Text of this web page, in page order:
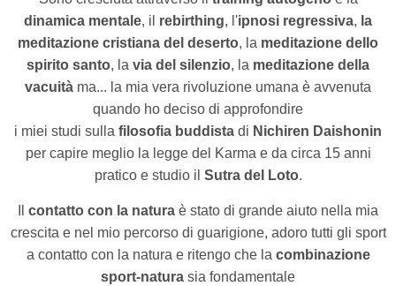
dinamica mentale, il rebirthing, l'ipnosi regressiva, la
meditazione cristiana del deserto, la meditazione dello
spirito santo, la via del silenzio, la meditazione della
vacuità ma... la mia vera rivoluzione umana è avvenuta
quando ho deciso di approfondire
i miei studi sulla filosofia buddista di Nichiren Daishonin
per capire meglio la legge del Karma e da circa 15 anni
pratico e studio il Sutra del Loto.
contatto con la natura è stato di grande aiuto nella mia
crescita e nel mio percorso di guarigione, adoro tutti gli sport
a contatto con la natura e ritengo che la combinazione
sport-natura sia fondamentale